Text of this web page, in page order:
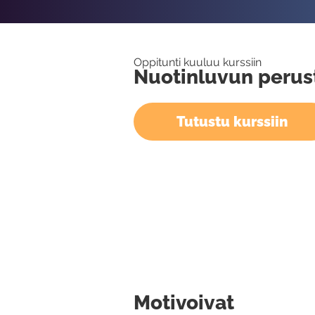
Oppitunti kuuluu kurssiin
Nuotinluvun
Tutustu kurssiin
Motivoivat